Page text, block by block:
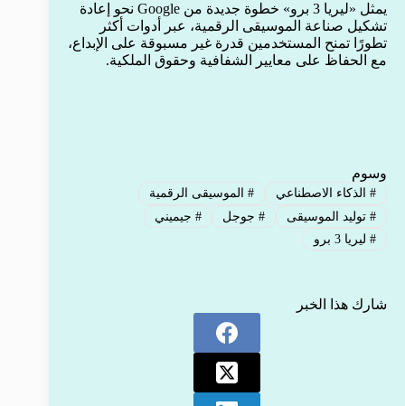
يمثل «ليريا 3 برو» خطوة جديدة من Google نحو إعادة
تشكيل صناعة الموسيقى الرقمية، عبر أدوات أكثر
تطورًا تمنح المستخدمين قدرة غير مسبوقة على الإبداع،
مع الحفاظ على معايير الشفافية وحقوق الملكية.
وسوم
#الذكاء الاصطناعي #الموسيقى الرقمية
#توليد الموسيقى #جوجل # جيميني
#ليريا 3 برو
شارك هذا الخبر